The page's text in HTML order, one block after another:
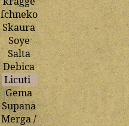
ſchneko
Skaura
Soye
Salta
Debica
Licuti
Gema
Supana
Merga/